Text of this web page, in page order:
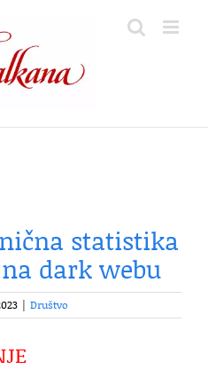
statistika
dark webu
Društvo